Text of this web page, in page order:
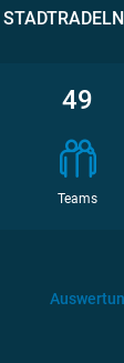
49
Teams